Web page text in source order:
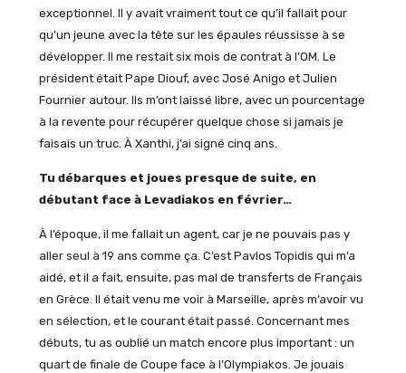
exceptionnel. Il y avait vraiment tout ce qu’il fallait pour
qu’un jeune avec la tête sur les épaules réussisse à se
développer. Il me restait six mois de contrat à l’OM. Le
président était Pape Diouf, avec José Anigo et Julien
Fournier autour. Ils m’ont laissé libre, avec un pourcentage
à la revente pour récupérer quelque chose si jamais je
faisais un truc. À Xanthi, j’ai signé cinq ans.
Tu débarques et joues presque de suite, en
débutant face à Levadiakos en février…
À l’époque, il me fallait un agent, car je ne pouvais pas y
aller seul à 19 ans comme ça. C’est Pavlos Topidis qui m’a
aidé, et il a fait, ensuite, pas mal de transferts de Français
en Grèce. Il était venu me voir à Marseille, après m’avoir vu
en sélection, et le courant était passé. Concernant mes
débuts, tu as oublié un match encore plus important : un
quart de finale de Coupe face à l’Olympiakos. Je jouais